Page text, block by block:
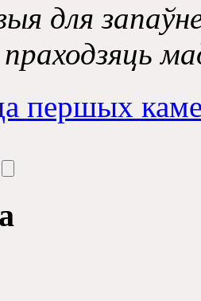
для
праходзяць
першых